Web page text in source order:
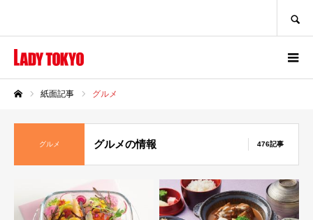
紙面記事 グルメ
グルメ グルメの情報 476記事